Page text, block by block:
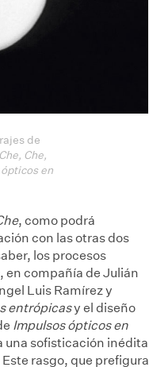
de
Che, Che,
en
, como podrá
con las otras dos
los procesos
compañía de Julián
Luis Ramírez y
entrópicasy el diseño
Impulsos ópticos en
una sofisticación inédita
Este rasgo, que prefigura